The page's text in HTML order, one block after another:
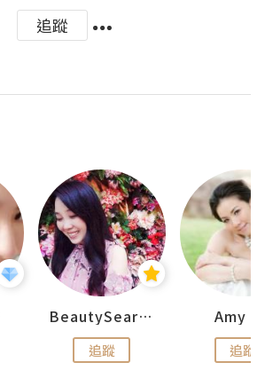
追蹤
BeautySearch
追蹤
Amy
追蹤